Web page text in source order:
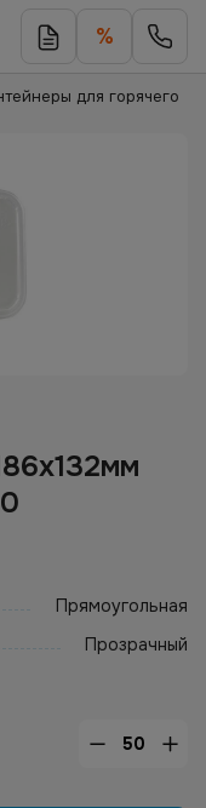
%
для горячего
Прямоугольная
Прозрачный